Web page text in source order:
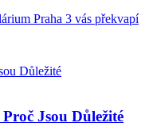
Praha 3 vás překvapí
Jsou Důležité